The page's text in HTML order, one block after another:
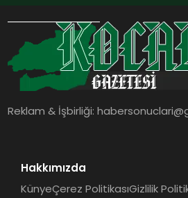
Reklam & İşbirliği:
Hakkımızda
KünyeÇerez PolitikasıGizlilik